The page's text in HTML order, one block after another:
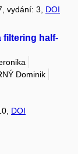
vydání: 3, DOI
filtering half-
Dominik
DOI